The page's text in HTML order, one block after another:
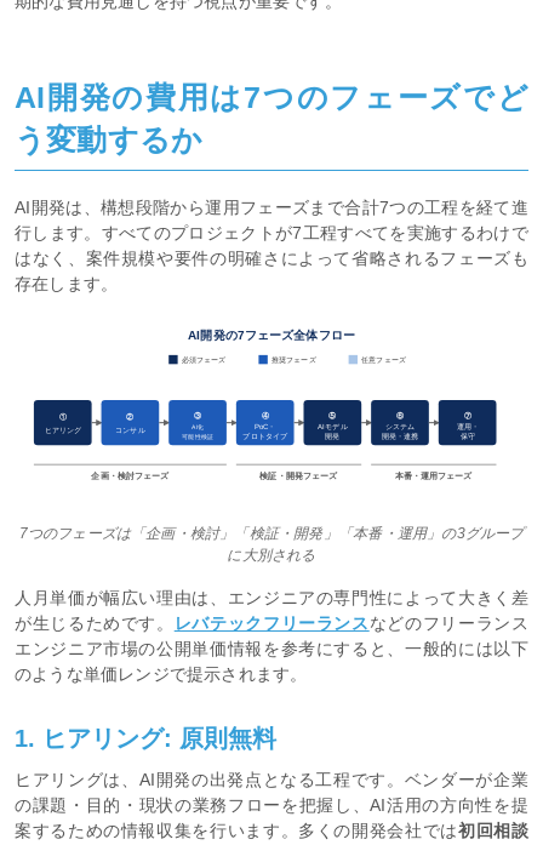
AI開発の費用は7つのフェーズでど
う変動するか
AI開発は、構想段階から運用フェーズまで合計7つの工程を経て進
行します。すべてのプロジェクトが7工程すべてを実施するわけで
はなく、案件規模や要件の明確さによって省略されるフェーズも
存在します。
AI開発の7フェーズ全体フロー
必須フェーズ 推奨フェーズ 任意フェーズ
①
ヒアリング
②
コンサル
③
AI化
可能性検証
④
PoC・
プロトタイプ
⑤
AIモデル
開発
⑥
システム
開発・連携
⑦
運用・
保守
企画・検討フェーズ 検証・開発フェーズ 本番・運用フェーズ
7つのフェーズは「企画・検討」「検証・開発」「本番・運用」の3グループ
に大別される
人月単価が幅広い理由は、エンジニアの専門性によって大きく差
が生じるためです。
レバテックフリーランスなどのフリーランス
エンジニア市場の公開単価情報を参考にすると、一般的には以下
のような単価レンジで提示されます。
1. ヒアリング: 原則無料
ヒアリングは、AI開発の出発点となる工程です。ベンダーが企業
の課題・目的・現状の業務フローを把握し、AI活用の方向性を提
案するための情報収集を行います。多くの開発会社では初回相談